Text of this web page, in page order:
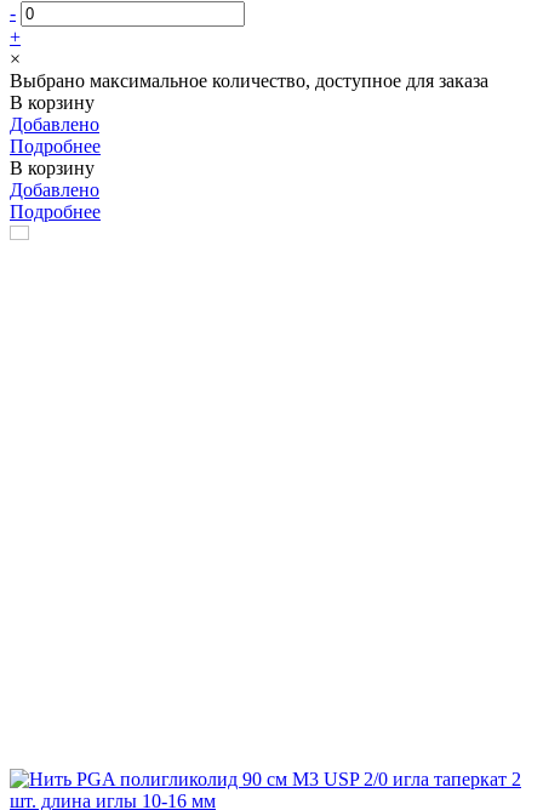
-
+
×
Выбрано максимальное количество, доступное для заказа
В корзину
Добавлено
Подробнее
В корзину
Добавлено
Подробнее